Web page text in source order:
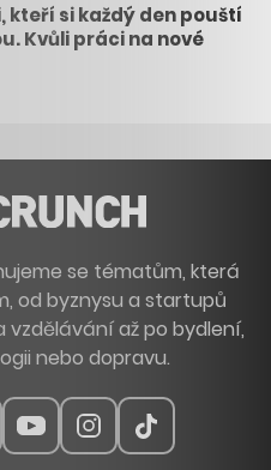
kteří si každý den pouští
Kvůli práci na nové
se tématům, která
od byznysu a startupů
vzdělávání až po bydlení,
nebo dopravu.